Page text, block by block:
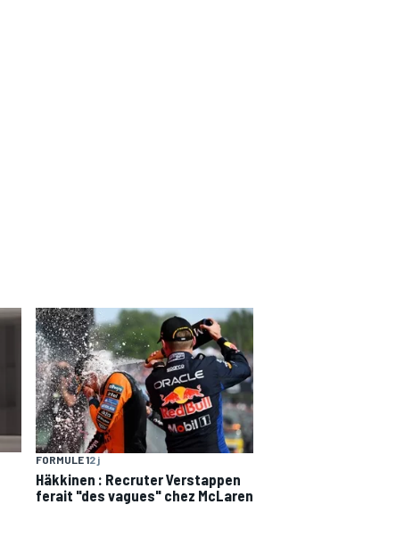
FORMULE 12 j
Häkkinen : Recruter Verstappen
ferait "des vagues" chez McLaren